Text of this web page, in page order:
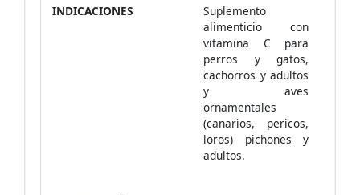
INDICACIONES
Suplemento
alimenticio con
vitamina C para
perros y gatos,
cachorros y adultos
y aves
ornamentales
(canarios, pericos,
loros) pichones y
adultos.